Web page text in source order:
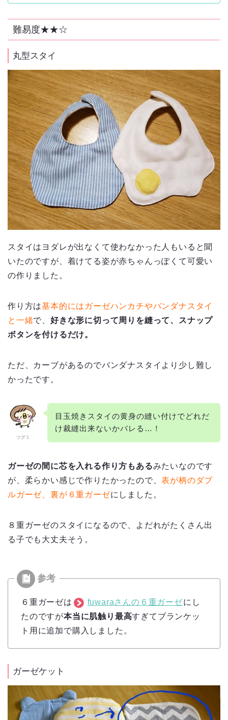
難易度★★☆
丸型スタイ
スタイはヨダレが出なくて使わなかった人もいると聞
いたのですが、着けてる姿が赤ちゃんっぽくて可愛い
の作りました。
作り方は基本的にはガーゼハンカチやバンダナスタイ
と一緒で、好きな形に切って周りを縫って、スナップ
ボタンを付けるだけ。
ただ、カーブがあるのでバンダナスタイより少し難し
かったです。
ツグミ
目玉焼きスタイの黄身の縫い付けでどれだ
け裁縫出来ないかバレる…！
ガーゼの間に芯を入れる作り方もあるみたいなのです
が、柔らかい感じで作りたかったので、表が柄のダブ
ルガーゼ、裏が６重ガーゼにしました。
８重ガーゼのスタイになるので、よだれがたくさん出
る子でも大丈夫そう。
６重ガーゼは fuwaraさんの６重ガーゼにし
たのですが本当に肌触り最高すぎてブランケッ
ト用に追加で購入しました。
ガーゼケット